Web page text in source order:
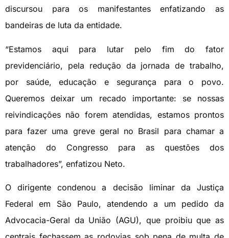
discursou para os manifestantes enfatizando as
bandeiras de luta da entidade.
“Estamos aqui para lutar pelo fim do fator
previdenciário, pela redução da jornada de trabalho,
por saúde, educação e segurança para o povo.
Queremos deixar um recado importante: se nossas
reivindicações não forem atendidas, estamos prontos
para fazer uma greve geral no Brasil para chamar a
atenção do Congresso para as questões dos
trabalhadores”, enfatizou Neto.
O dirigente condenou a decisão liminar da Justiça
Federal em São Paulo, atendendo a um pedido da
Advocacia-Geral da União (AGU), que proibiu que as